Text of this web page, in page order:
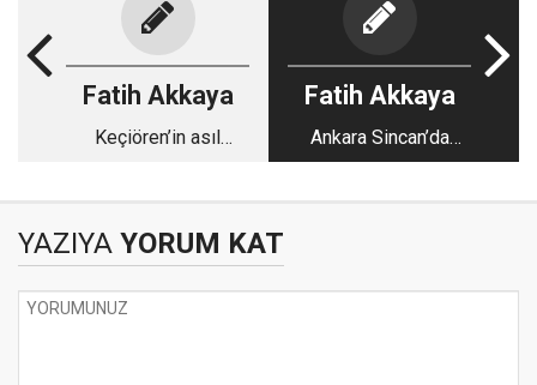
Fatih Akkaya
Keçiören’in asıl
Fatih Akkaya
Ankara Sincan’da
kuruldu, dünya devleri
YAZIYA YORUM KAT